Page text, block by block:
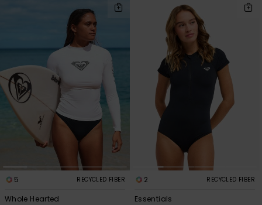
5 RECYCLED FIBER
Whole Hearted
2 RECYCLED FIBER
Essentials